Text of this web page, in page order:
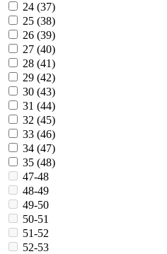
24 (37)
25 (38)
26 (39)
27 (40)
28 (41)
29 (42)
30 (43)
31 (44)
32 (45)
33 (46)
34 (47)
35 (48)
47-48
48-49
49-50
50-51
51-52
52-53